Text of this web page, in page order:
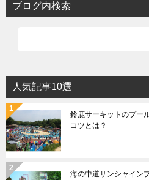
ブログ内検索
人気記事10選
鈴鹿サーキットのプー
コツとは？
海の中道サンシャイン